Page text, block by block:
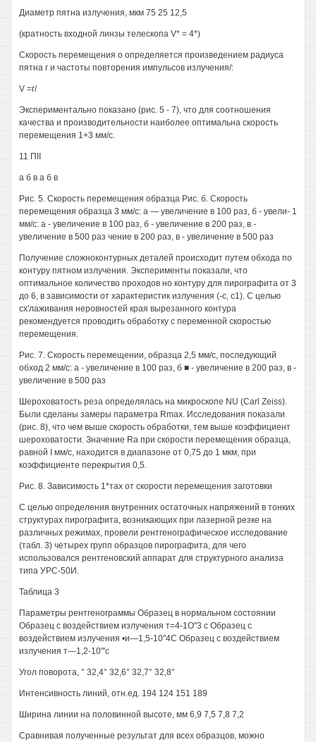
Диаметр пятна излучения, мкм 75 25 12,5
(кратность входной линзы телескопа V* = 4*)
Скорость перемещения о определяется произведением радиуса
пятна г и частоты повторения импульсов излучения/:
V =г/
Экспериментально показано (рис. 5 - 7), что для соотношения
качества и производительности наиболее оптимальна скорость
перемещения 1+3 мм/с.
11 ПII
а б в а б в
Рис. 5. Скорость перемещения образца Рис. б. Скорость
перемещения образца 3 мм/с: а — увеличение в 100 раз, б - увели- 1
мм/с: а - увеличение в 100 раз, б - увеличение в 200 раз, в -
увеличение в 500 раз чение в 200 раз, в - увеличение в 500 раз
Получение сложноконтурных деталей происходит путем обхода по
контуру пятном излучения. Эксперименты показали, что
оптимальное количество проходов но контуру для пирографита от 3
до 6, в зависимости от характеристик излучения (-с, с1). С целью
сх'лаживания неровностей края вырезанного контура
рекомендуется проводить обработку с переменной скоростью
перемещения.
Рис. 7. Скорость перемещении, образца 2,5 мм/с, последующий
обход 2 мм/с: а - увеличение в 100 раз, б ■ - увеличение в 200 раз, в -
увеличение в 500 раз
Шероховатость реза определялась на микроскопе NU (Carl Zeiss).
Были сделаны замеры параметра Rmax. Исследования показали
(рис. 8), что чем выше скорость обработки, тем выше коэффициент
шероховатости. Значение Ra при скорости перемещения образца,
равной I мм/с, находится в диапазоне от 0,75 до 1 мкм, при
коэффициенте перекрытия 0,5.
Рис. 8. Зависимость 1*тах от скорости перемещения заготовки
С целью определения внутренних остаточных напряжений в тонких
структурах пирографита, возникающих при лазерной резке на
различных режимах, провели рентгенографическое исследование
(табл. 3) четырех групп образцов пирографита, для чего
использовался рентгеновский аппарат для структурного анализа
типа УРС-50И.
Таблица 3
Параметры рентгенограммы Образец в нормальном состоянии
Образец с воздействием излучения т=4-1О"3 с Образец с
воздействием излучения •и—1,5-10"4С Образец с воздействием
излучения т—1,2-10"'с
Угол поворота, ° 32,4° 32,6° 32,7° 32,8°
Интенсивность линий, отн.ед. 194 124 151 189
Ширина линии на половинной высоте, мм 6,9 7,5 7,8 7,2
Сравнивая полученные результат для всех образцов, можно